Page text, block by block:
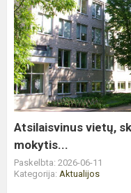
Atsilaisvinus
vietų,
skelbiame
papildomai
kviečiamų
mokytis...
Atsilaisvinus vietų,
mokytis...
Paskelbta: 2026-06-11
Kategorija: Aktualijos